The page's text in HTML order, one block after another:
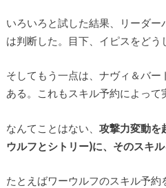
いろいろと試した結果、リーダ
は判断した。目下、イピスをどう
そしてもう一点は、ナヴィ＆バ
ある。これもスキル予約によって
なんてことはない、 攻撃力変動を
ウルフとシトリー)に、そのスキ
たとえばワーウルフのスキル予約